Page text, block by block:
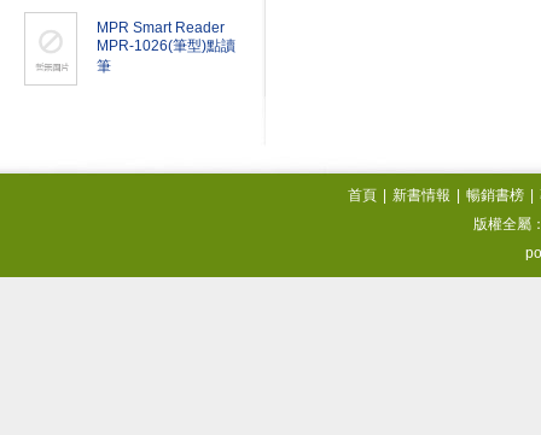
MPR Smart Reader
MPR-1026(筆型)點讀
筆
首頁 新書情報 暢銷書榜
版權全屬